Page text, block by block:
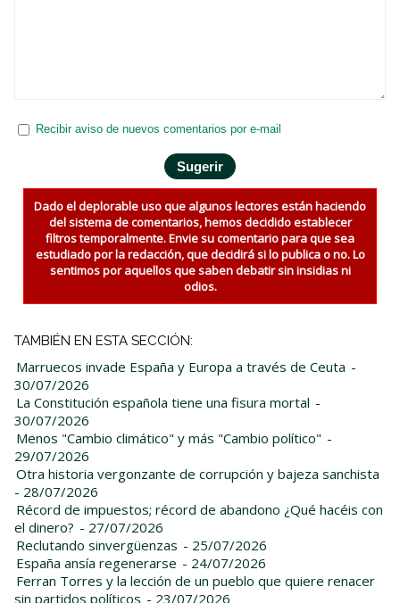
Recibir aviso de nuevos comentarios por e-mail
Dado el deplorable uso que algunos lectores están haciendo
del sistema de comentarios, hemos decidido establecer
filtros temporalmente. Envie su comentario para que sea
estudiado por la redacción, que decidirá si lo publica o no. Lo
sentimos por aquellos que saben debatir sin insidias ni
odios.
TAMBIÉN EN ESTA SECCIÓN:
Marruecos invade España y Europa a través de Ceuta -
30/07/2026
La Constitución española tiene una fisura mortal -
30/07/2026
Menos "Cambio climático" y más "Cambio político" -
29/07/2026
Otra historia vergonzante de corrupción y bajeza sanchista
- 28/07/2026
Récord de impuestos; récord de abandono ¿Qué hacéis con
el dinero? - 27/07/2026
Reclutando sinvergüenzas - 25/07/2026
España ansía regenerarse - 24/07/2026
Ferran Torres y la lección de un pueblo que quiere renacer
sin partidos políticos - 23/07/2026